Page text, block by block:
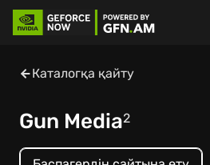
Каталогқа қайту
Gun Media2